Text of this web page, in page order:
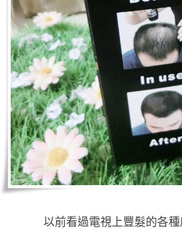
以前看過電視上豐髮的各種